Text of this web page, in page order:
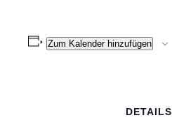
Zum Kalender hinzufügen
DETAILS